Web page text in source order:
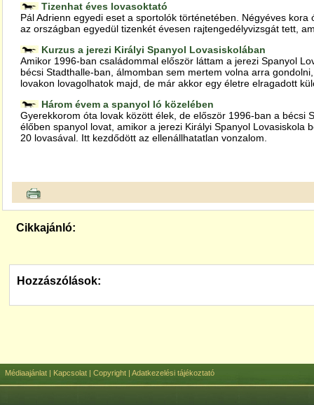
Tizenhat éves lovasoktató
Pál Adrienn egyedi eset a sportolók történetében. Négyéves kora
az országban egyedül tizenkét évesen rajtengedélyvizsgát tett,
Kurzus a jerezi Királyi Spanyol Lovasiskolában
Amikor 1996-ban családommal először láttam a jerezi Spanyol
bécsi Stadthalle-ban, álmomban sem mertem volna arra
lovakon lovagolhatok majd, de már akkor egy életre elragadott
Három évem a spanyol ló közelében
Gyerekkorom óta lovak között élek, de először 1996-ban a bécsi
élőben spanyol lovat, amikor a jerezi Királyi Spanyol Lovasiskola
20 lovasával. Itt kezdődött az ellenállhatatlan vonzalom.
Cikkajánló:
Hozzászólások:
Médiaajánlat | Kapcsolat | Copyright | Adatkezelési tájékoztató